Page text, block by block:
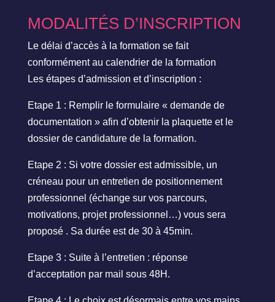
MODALITÉS D’INSCRIPTION
Le délai d’accès à la formation se fait
conformément au calendrier de la formation
Les étapes d’admission et d’inscription :
Etape 1 : Remplir le formulaire « demande de
documentation » afin d’obtenir la plaquette et le
dossier de candidature de la formation.
Etape 2 : Si votre dossier est admissible, un
créneau pour un entretien de positionnement
professionnel (échange sur vos parcours,
motivations, projet professionnel…) vous sera
proposé . Sa durée est de 30 à 45min.
Etape 3 : Suite à l’entretien : réponse
d’acceptation par mail sous 48H.